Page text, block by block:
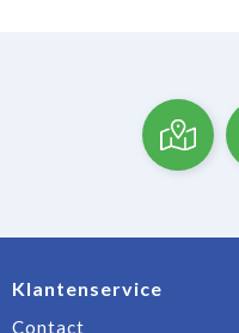
Klantenservice
Contact